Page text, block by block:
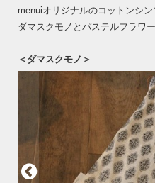
menuiオリジナルのコットンシン
ダマスクモノとパステルフラワ
＜ダマスクモノ＞